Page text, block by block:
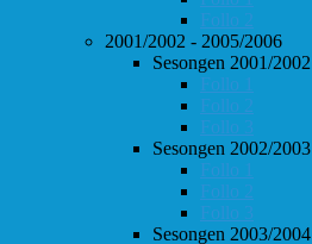
Follo 2
2001/2002 - 2005/2006
Sesongen 2001/2002
Follo 1
Follo 2
Follo 3
Sesongen 2002/2003
Follo 1
Follo 2
Follo 3
Sesongen 2003/2004